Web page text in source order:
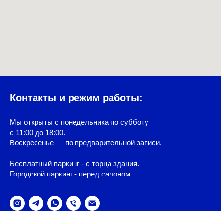
Контакты и режим работы:
Мы открыты с понедельника по субботу
с 11:00 до 18:00.
Воскресенье — по предварительной записи.
Бесплатный паркинг - с торца здания.
Городской паркинг - перед салоном.